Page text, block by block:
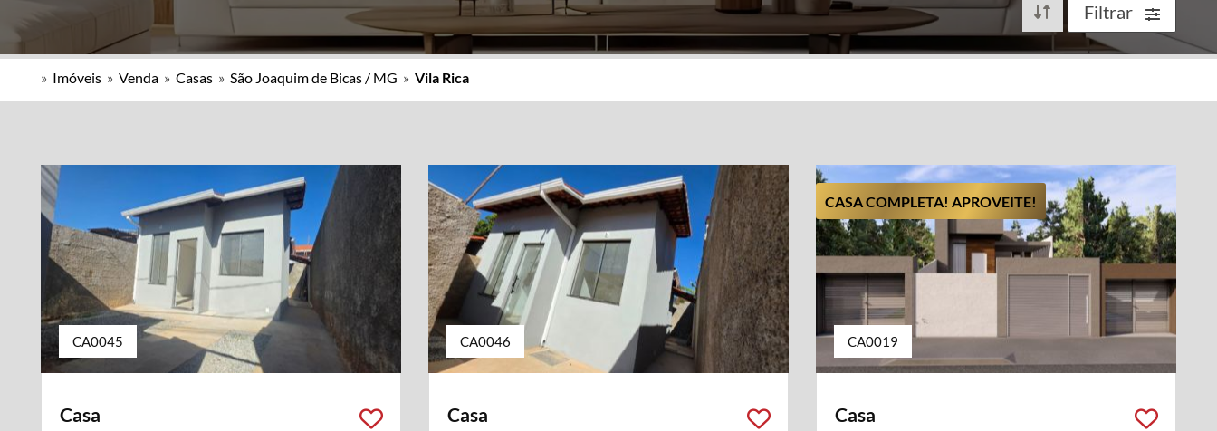
Filtrar
» Imóveis » Venda » Casas » São Joaquim de Bicas / MG » Vila Rica
CA0045
Casa
CA0046
Casa
CASA COMPLETA! APROVEITE!
CA0019
Casa